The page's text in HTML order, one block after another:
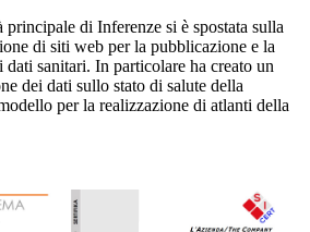
di Inferenze si è spostata sulla
di siti web per la pubblicazione e la
sanitari. In particolare ha creato un
dei dati sullo stato di salute della
per la realizzazione di atlanti della